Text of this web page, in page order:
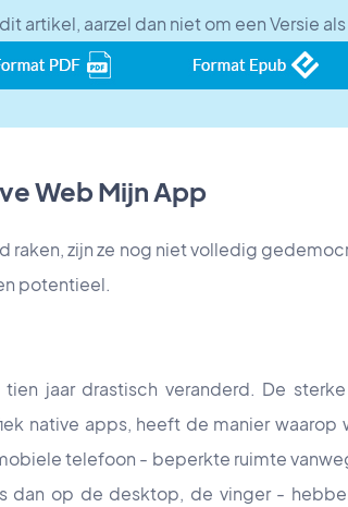
artikel, aarzel dan niet om een Versie
Web Mijn App
raken, zijn ze nog niet volledig
potentieel.
jaar drastisch veranderd. De
native apps, heeft de manier
telefoon - beperkte ruimte
dan op de desktop, de vinger -